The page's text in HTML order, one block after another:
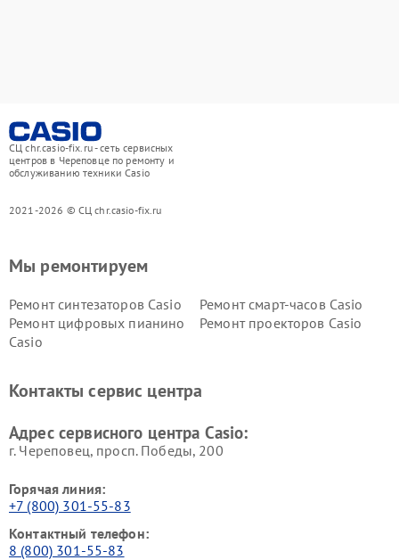
СЦ chr.casio-fix.ru - сеть сервисных
центров в Череповце по ремонту и
обслуживанию техники Casio
2021-2026 © СЦ chr.casio-fix.ru
Мы ремонтируем
Ремонт синтезаторов Casio
Ремонт смарт-часов Casio
Ремонт цифровых пианино
Casio
Ремонт проекторов Casio
Контакты сервис центра
Адрес сервисного центра Casio:
г. Череповец, просп. Победы, 200
Горячая линия:
+7 (800) 301-55-83
Контактный телефон:
8 (800) 301-55-83